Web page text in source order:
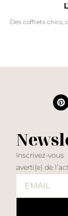
Des coffrets chics,
Inscrivez-
averti(e) de